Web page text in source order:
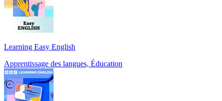
Learning Easy English
Apprentissage des langues, Éducation